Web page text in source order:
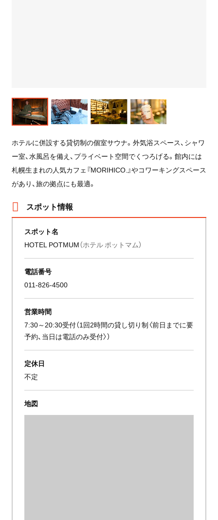
ホテルに併設する貸切制の個室サウナ。外気浴スペース、シャワ
ー室、水風呂を備え、プライベート空間でくつろげる。館内には
札幌生まれの人気カフェ『MORIHICO.』やコワーキングスペース
があり、旅の拠点にも最適。
スポット情報
スポット名
HOTEL POTMUM（ホテル ポットマム）
電話番号
011-826-4500
営業時間
7:30～20:30受付（1回2時間の貸し切り制〈前日までに要
予約、当日は電話のみ受付〉）
定休日
不定
地図